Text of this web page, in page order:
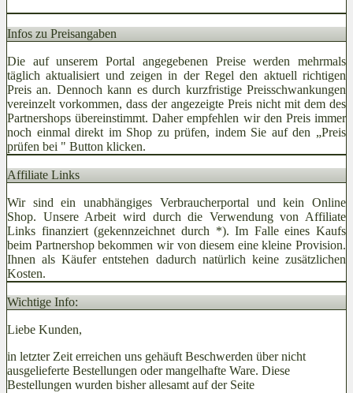
Infos zu Preisangaben
Die auf unserem Portal angegebenen Preise werden mehrmals
täglich aktualisiert und zeigen in der Regel den aktuell richtigen
Preis an. Dennoch kann es durch kurzfristige Preisschwankungen
vereinzelt vorkommen, dass der angezeigte Preis nicht mit dem des
Partnershops übereinstimmt. Daher empfehlen wir den Preis immer
noch einmal direkt im Shop zu prüfen, indem Sie auf den „Preis
prüfen bei " Button klicken.
Affiliate Links
Wir sind ein unabhängiges Verbraucherportal und kein Online
Shop. Unsere Arbeit wird durch die Verwendung von Affiliate
Links finanziert (gekennzeichnet durch *). Im Falle eines Kaufs
beim Partnershop bekommen wir von diesem eine kleine Provision.
Ihnen als Käufer entstehen dadurch natürlich keine zusätzlichen
Kosten.
Wichtige Info:
Liebe Kunden,
in letzter Zeit erreichen uns gehäuft Beschwerden über nicht
ausgelieferte Bestellungen oder mangelhafte Ware. Diese
Bestellungen wurden bisher allesamt auf der Seite